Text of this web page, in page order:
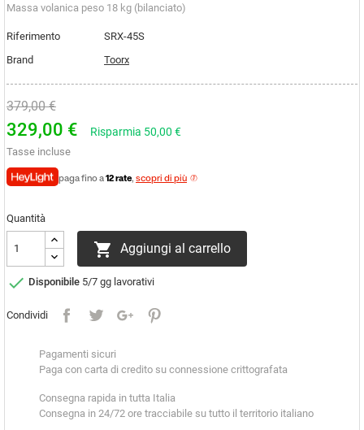
Massa volanica peso 18 kg (bilanciato)
Riferimento
SRX-45S
Brand
Toorx
379,00 €
329,00 € Risparmia 50,00 €
Tasse incluse
paga fino a12 rate, scopri di più
Quantità
 Aggiungi al carrello
 Disponibile 5/7 gg lavorativi
Condividi
Pagamenti sicuri
Paga con carta di credito su connessione crittografata
Consegna rapida in tutta Italia
Consegna in 24/72 ore tracciabile su tutto il territorio italiano